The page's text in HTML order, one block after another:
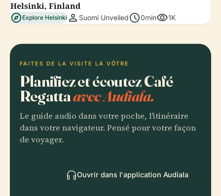
Helsinki, Finland
explore Explore Helsinki person Suomi Unveiledschedule0minvisibility1K
FAITES DE LA VISITE LA VÔTRE
Planifiez et écoutez Café
Regattaavec Audiala.
Le guide audio dans votre poche, l'itinéraire
dans votre navigateur. Pensé pour votre façon
de voyager.
Ouvrir dans l'application Audiala